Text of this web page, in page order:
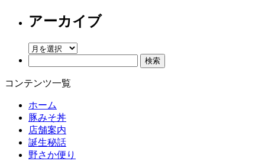
アーカイブ
ア
イ
コンテンツ一覧
ホーム
豚みそ丼
店舗案内
誕生秘話
野さか便り